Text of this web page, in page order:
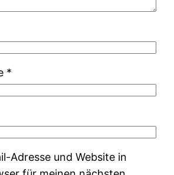
*
Adresse und Website in